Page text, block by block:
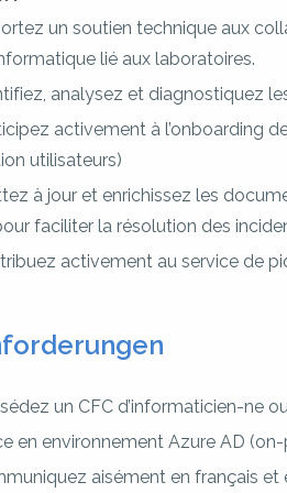
un soutien technique aux
lié aux laboratoires.
analysez et diagnostiquez
activement à l’onboarding
utilisateurs)
à jour et enrichissez les
faciliter la résolution des
activement au service de
un CFC d’informaticien-ne
en environnement Azure AD
aisément en français et